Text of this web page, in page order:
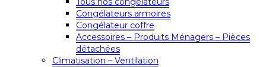
Congélateurs armoires
Congélateur coffre
Accessoires – Produits Ménagers – Pièces
détachées
Climatisation – Ventilation